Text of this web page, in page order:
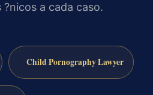
a cada caso.
Child Pornography Lawyer